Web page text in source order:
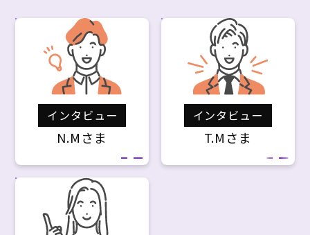
インタビュー
N.Mさま
インタビュー
T.Mさま